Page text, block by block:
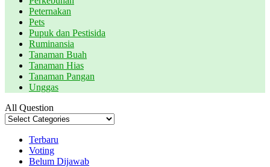
Peternakan
Pets
Pupuk dan Pestisida
Ruminansia
Tanaman Buah
Tanaman Hias
Tanaman Pangan
Unggas
All Question
Terbaru
Voting
Belum Dijawab